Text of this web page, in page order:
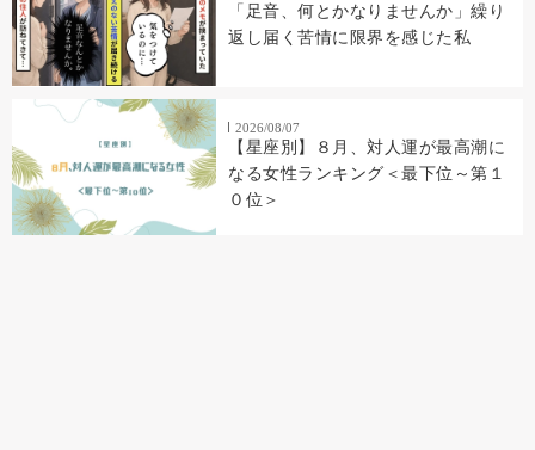
「足音、何とかなりませんか」繰り
返し届く苦情に限界を感じた私
2026/08/07
【星座別】８月、対人運が最高潮に
なる女性ランキング＜最下位～第１
０位＞